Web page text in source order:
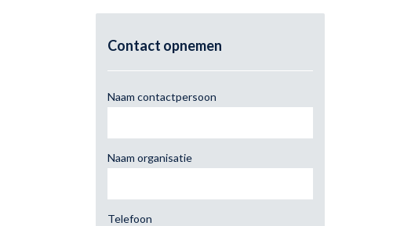
Contact opnemen
Naam contactpersoon
Naam organisatie
Telefoon